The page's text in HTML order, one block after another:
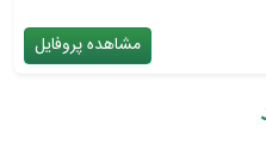
مشاهده پروفایل